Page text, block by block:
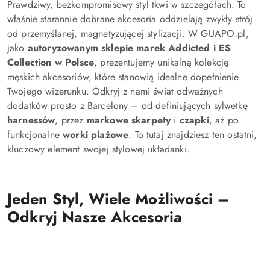
Prawdziwy, bezkompromisowy styl tkwi w szczegółach. To
właśnie starannie dobrane akcesoria oddzielają zwykły strój
od przemyślanej, magnetyzującej stylizacji. W GUAPO.pl,
jako autoryzowanym sklepie marek Addicted i ES
Collection w Polsce, prezentujemy unikalną kolekcję
męskich akcesoriów, które stanowią idealne dopełnienie
Twojego wizerunku. Odkryj z nami świat odważnych
dodatków prosto z Barcelony – od definiujących sylwetkę
harnessów, przez markowe skarpetyi czapki, aż po
funkcjonalneworki plażowe. To tutaj znajdziesz ten ostatni,
kluczowy element swojej stylowej układanki.
Jeden Styl, Wiele Możliwości –
Odkryj Nasze Akcesoria